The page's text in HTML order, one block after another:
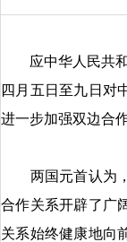
应中华人民共和
四月五日至九日对
进一步加强双边合
两国元首认为，
合作关系开辟了广
关系始终健康地向